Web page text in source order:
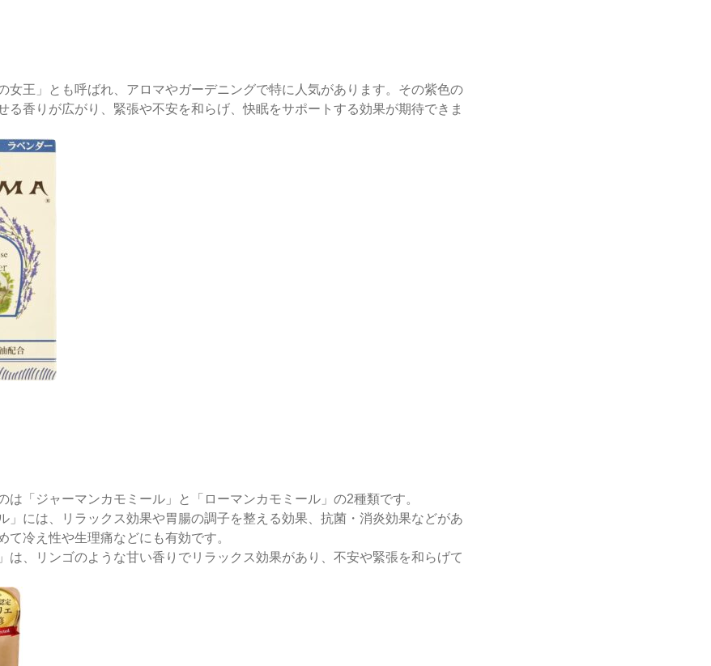
女王」とも呼ばれ、アロマやガーデニングで特に人気があります。その紫色の
る香りが広がり、緊張や不安を和らげ、快眠をサポートする効果が期待できま
は「ジャーマンカモミール」と「ローマンカモミール」の2種類です。
」には、リラックス効果や胃腸の調子を整える効果、抗菌・消炎効果などがあ
て冷え性や生理痛などにも有効です。
は、リンゴのような甘い香りでリラックス効果があり、不安や緊張を和らげて